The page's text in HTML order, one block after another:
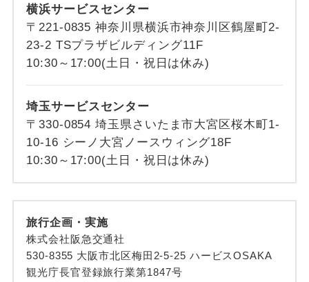
横浜サービスセンター
〒221-0835 神奈川県横浜市神奈川区鶴屋町2-
23-2 TSプラザビルディング11F
10:30～17:00(土日・祝日は休み)
埼玉サービスセンター
〒330-0854 埼玉県さいたま市大宮区桜木町1-
10-16 シーノ大宮ノースウィング18F
10:30～17:00(土日・祝日は休み)
旅行企画・実施
株式会社阪急交通社
530-8355 大阪市北区梅田2-5-25 ハービスOSAKA
観光庁長官登録旅行業第1847号